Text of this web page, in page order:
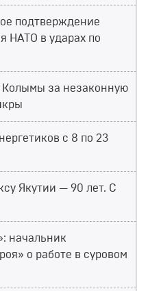
подтверждение
НАТО в ударах по
за незаконную
с 8 по 23
Якутии — 90 лет. С
начальник
о работе в суровом